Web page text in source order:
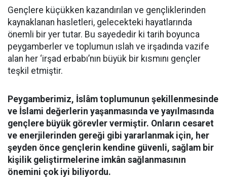
Gençlere küçükken kazandırılan ve gençliklerinden
kaynaklanan hasletleri, gelecekteki hayatlarında
önemli bir yer tutar. Bu sayededir ki tarih boyunca
peygamberler ve toplumun ıslah ve irşadında vazife
alan her ‘irşad erbabı’nın büyük bir kısmını gençler
teşkil etmiştir.
Peygamberimiz, İslâm toplumunun şekillenmesinde
ve İslami değerlerin yaşanmasında ve yayılmasında
gençlere büyük görevler vermiştir. Onların cesaret
ve enerjilerinden gereği gibi yararlanmak için, her
şeyden önce gençlerin kendine güvenli, sağlam bir
kişilik geliştirmelerine imkân sağlanmasının
önemini çok iyi biliyordu.